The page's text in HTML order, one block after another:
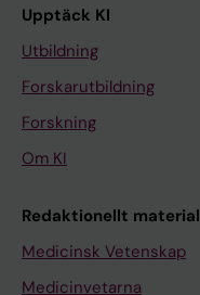
Upptäck KI
Utbildning
Forskarutbildning
Forskning
Om KI
Redaktionellt material
Medicinsk Vetenskap
Medicinvetarna